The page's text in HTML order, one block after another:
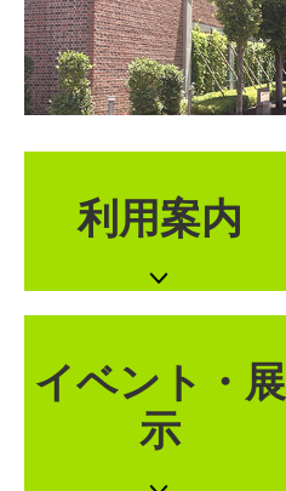
利用案内
イベント・展
示